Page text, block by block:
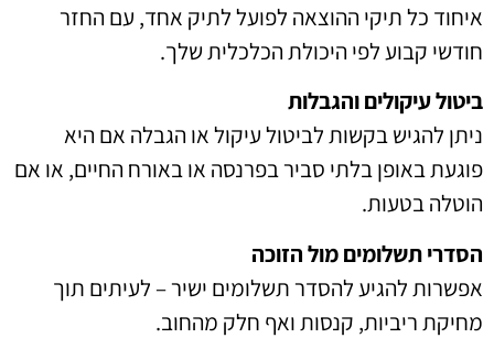
איחוד כל תיקי ההוצאה לפועל לתיק אחד, עם החזר
חודשי קבוע לפי היכולת הכלכלית שלך.
ביטול עיקולים והגבלות
ניתן להגיש בקשות לביטול עיקול או הגבלה אם היא
פוגעת באופן בלתי סביר בפרנסה או באורח החיים, או אם
הוטלה בטעות.
הסדרי תשלומים מול הזוכה
אפשרות להגיע להסדר תשלומים ישיר – לעיתים תוך
מחיקת ריביות, קנסות ואף חלק מהחוב.